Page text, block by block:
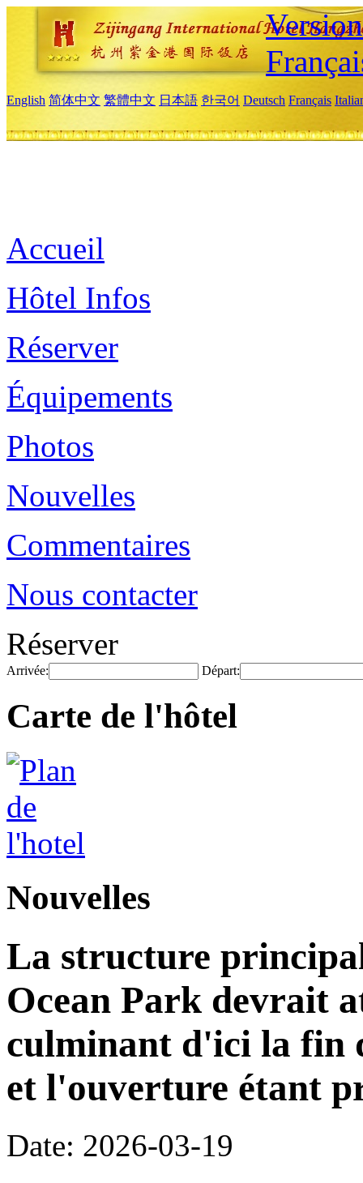
English 简体中文 繁體中文 日本語 한국어 Deutsch Français
Accueil
Hôtel Infos
Réserver
Équipements
Photos
Nouvelles
Commentaires
Nous contacter
Réserver
Arrivée: Départ:
Carte de l'hôtel
Nouvelles
La structure
Ocean Park devrait
culminant d'ici la fin
et l'ouverture étant
Date: 2026-03-19